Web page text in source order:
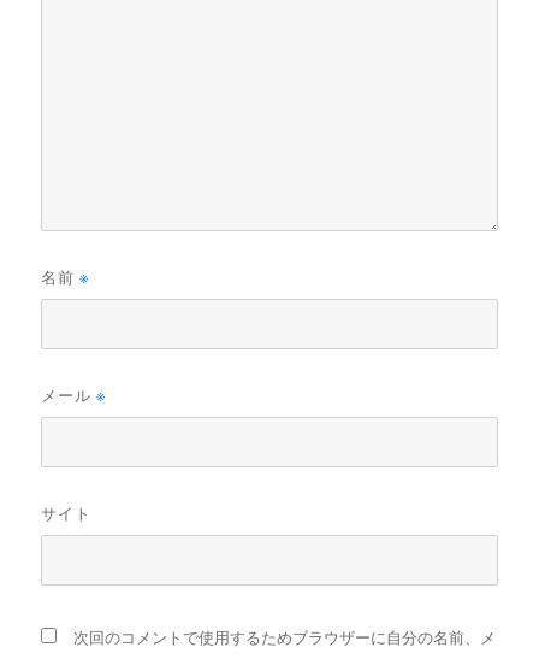
名前※
メール※
サイト
次回のコメントで使用するためブラウザーに自分の名前、メ